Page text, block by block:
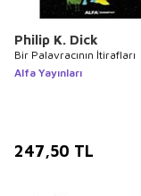
Philip K. Dick
Bir Palavracının İtirafları
Alfa Yayınları
247,50 TL